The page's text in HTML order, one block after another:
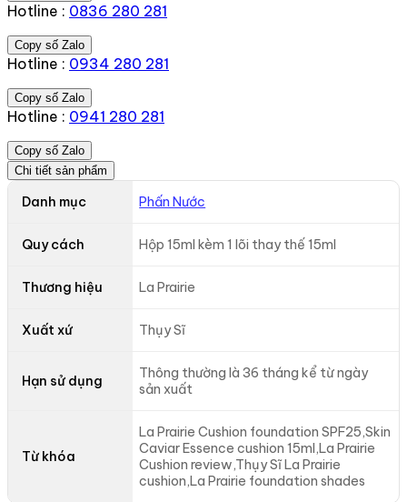
Hotline : 0836 280 281
Copy số Zalo
Hotline : 0934 280 281
Copy số Zalo
Hotline : 0941 280 281
Copy số Zalo
Chi tiết sản phẩm
Danh mục Phấn Nước
Quy cách Hộp 15ml kèm 1 lõi thay thế 15ml
Thương hiệu La Prairie
Xuất xứ Thụy Sĩ
Hạn sử dụng
Thông thường là 36 tháng kể từ ngày
sản xuất
Từ khóa
La Prairie Cushion foundation SPF25,Skin
Caviar Essence cushion 15ml,La Prairie
Cushion review,Thụy Sĩ La Prairie
cushion,La Prairie foundation shades